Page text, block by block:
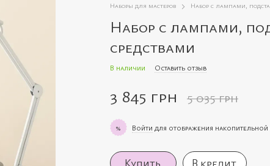
Наборы для мастеров
Набор с лампами,
Набор с лампами,
средствами
В наличии Оставить отзыв
3 845 грн 5 035 грн
% Войти для отображения накопительной
Купить В кредит